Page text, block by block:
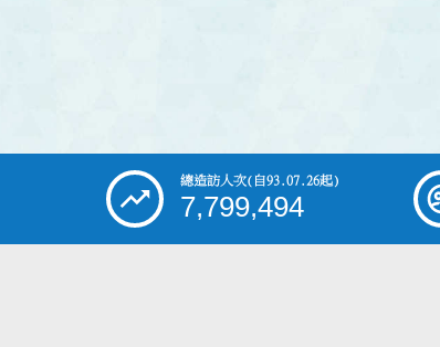
總造訪人次(自93.07.26起)
7,799,494